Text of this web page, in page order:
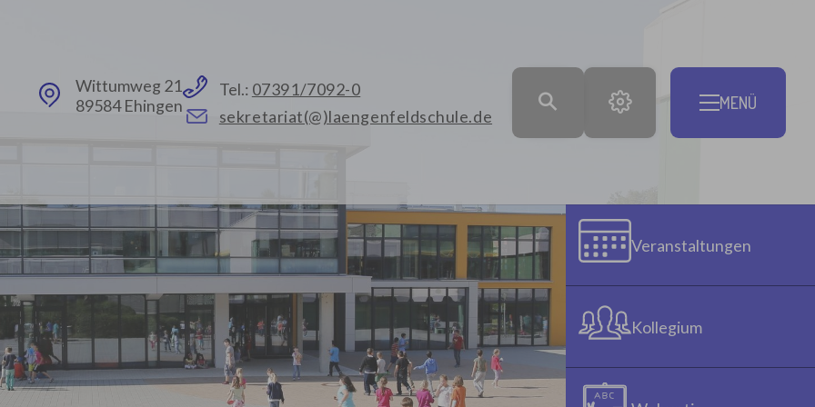
Wittumweg 21
89584 Ehingen
Tel.: 07391/7092-0
sekretariat(@)laengenfeldschule.de
MENÜ
Veranstaltungen
Kollegium